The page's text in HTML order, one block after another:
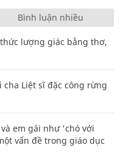
Bình luận nhiều
lượng giác bằng thơ,
cha Liệt sĩ đặc công rừng
em gái như 'chó với
vấn đề trong giáo dục